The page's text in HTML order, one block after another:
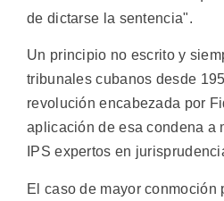
de dictarse la sentencia".
Un principio no escrito y
tribunales cubanos desde
revolución encabezada por
aplicación de esa condena a
IPS expertos en
El caso de mayor conmoción